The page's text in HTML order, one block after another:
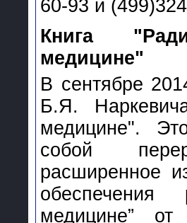
60-93 и
Книга
медицине"
В сентябре
Б.Я.
медицине".
собой
расширенное
обеспечения
медицине”